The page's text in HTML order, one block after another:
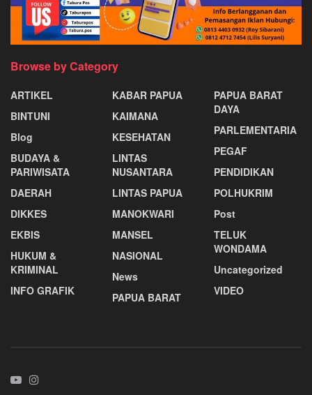
Browse by Category
ARTIKEL
BINTUNI
Blog
BUDAYA &
PARIWISATA
DAERAH
DIKKES
EKBIS
HUKUM &
KRIMINAL
INFO GRAFIK
KABAR PAPUA
KAIMANA
KESEHATAN
LINTAS
NUSANTARA
LINTAS PAPUA
MANOKWARI
MANSEL
NASIONAL
News
PAPUA BARAT
PAPUA BARAT
DAYA
PARLEMENTARIA
PEGAF
PENDIDIKAN
POLHUKRIM
Post
TELUK
WONDAMA
Uncategorized
VIDEO